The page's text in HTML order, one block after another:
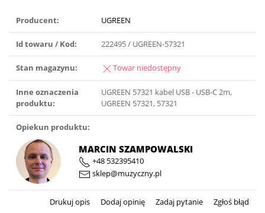
Producent: UGREEN
Id towaru / Kod: 222495 / UGREEN-57321
Stan magazynu: Towar niedostępny
Inne oznaczenia
produktu:
UGREEN 57321 kabel USB - USB-C 2m,
UGREEN 57321, 57321
Opiekun produktu:
MARCIN SZAMPOWALSKI
+48 532395410
sklep@muzyczny.pl
Drukuj opis Dodaj opinię Zadaj pytanie Zgłoś błąd